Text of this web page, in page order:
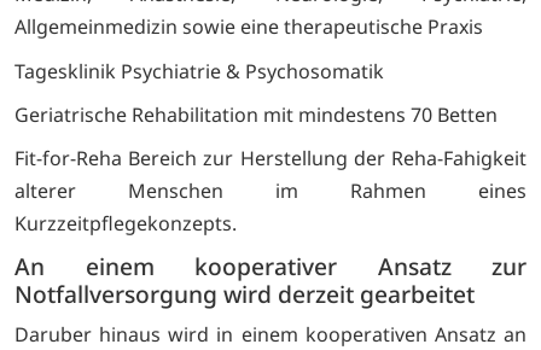
Allgemeinmedizin sowie eine therapeutische Praxis
Tagesklinik Psychiatrie & Psychosomatik
Geriatrische Rehabilitation mit mindestens 70 Betten
Fit-for-Reha Bereich zur Herstellung der Reha-Fahigkeit
alterer Menschen im Rahmen eines
Kurzzeitpflegekonzepts.
An einem kooperativer Ansatz zur
Notfallversorgung wird derzeit gearbeitet
Daruber hinaus wird in einem kooperativen Ansatz an